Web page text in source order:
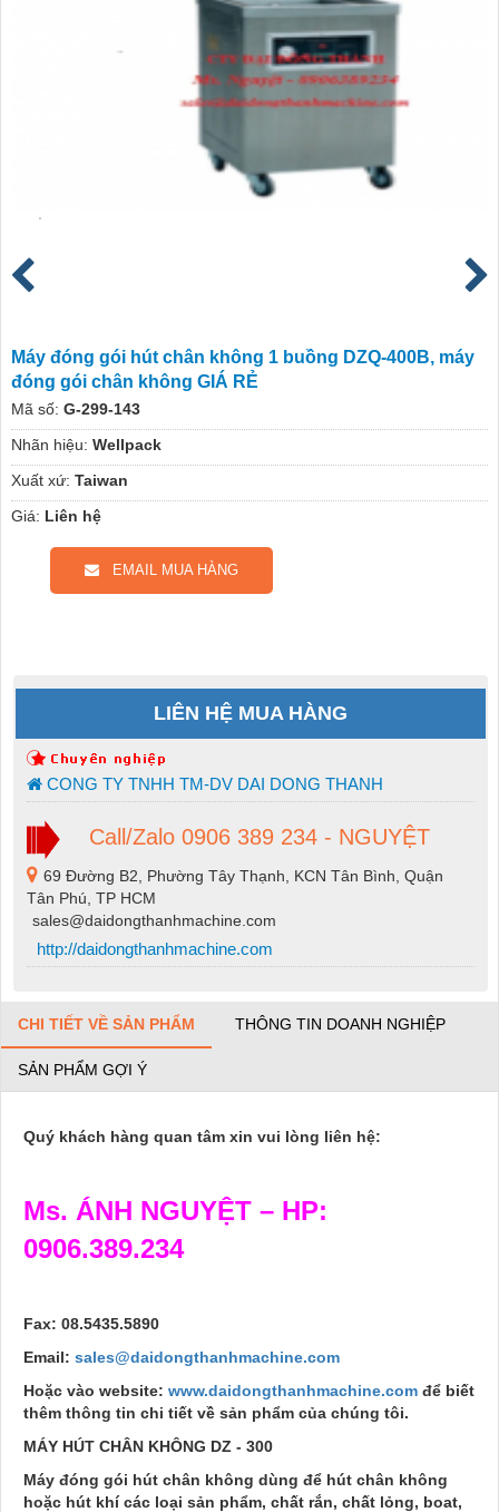
Máy đóng gói hút chân không 1 buồng DZQ-400B, máy
đóng gói chân không GIÁ RẺ
Mã số: G-299-143
Nhãn hiệu: Wellpack
Xuất xứ: Taiwan
Giá: Liên hệ
EMAIL MUA HÀNG
LIÊN HỆ MUA HÀNG
CONG TY TNHH TM-DV DAI DONG THANH
Call/Zalo 0906 389 234 - NGUYỆT
69 Đường B2, Phường Tây Thạnh, KCN Tân Bình, Quận
Tân Phú, TP HCM
sales@daidongthanhmachine.com
http://daidongthanhmachine.com
CHI TIẾT VỀ SẢN PHẨM THÔNG TIN DOANH NGHIỆP
SẢN PHẨM GỢI Ý
Quý khách hàng quan tâm xin vui lòng liên hệ:
Ms. ÁNH NGUYỆT – HP:
0906.389.234
Fax: 08.5435.5890
Email: sales@daidongthanhmachine.com
Hoặc vào website: www.daidongthanhmachine.com để biết
thêm thông tin chi tiết về sản phẩm của chúng tôi.
MÁY HÚT CHÂN KHÔNG DZ - 300
Máy đóng gói hút chân không dùng để hút chân không
hoặc hút khí các loại sản phẩm, chất rắn, chất lỏng, boat,